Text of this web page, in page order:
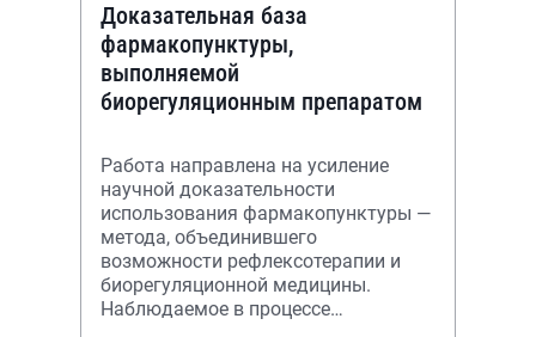
Доказательная база
фармакопунктуры,
выполняемой
биорегуляционным препаратом
Работа направлена на усиление
научной доказательности
использования фармакопунктуры —
метода, объединившего
возможности рефлексотерапии и
биорегуляционной медицины.
Наблюдаемое в процессе